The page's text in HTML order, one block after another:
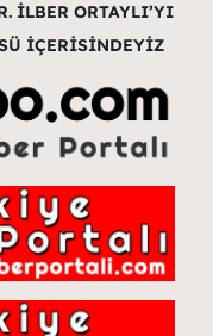
İLBER ORTAYLI’YI
İÇERİSİNDEYİZ